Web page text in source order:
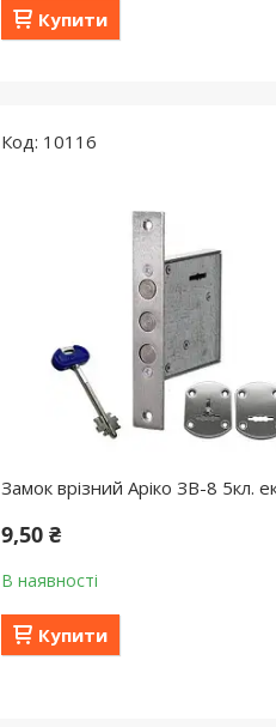
Купити
10116
Замок врізний Аріко ЗВ-8 5кл.
9,50 ₴
В наявності
Купити